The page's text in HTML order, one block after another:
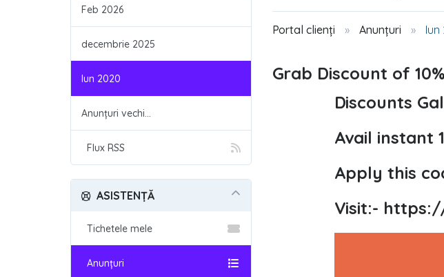
Portal clienți Anunțuri Iun
Feb 2026
decembrie 2025
Iun 2020
Anunțuri vechi...
Flux RSS
Grab Discount of
Discounts
Avail instant
Apply this
Visit:-
ASISTENȚĂ
Tichetele mele
Anunțuri